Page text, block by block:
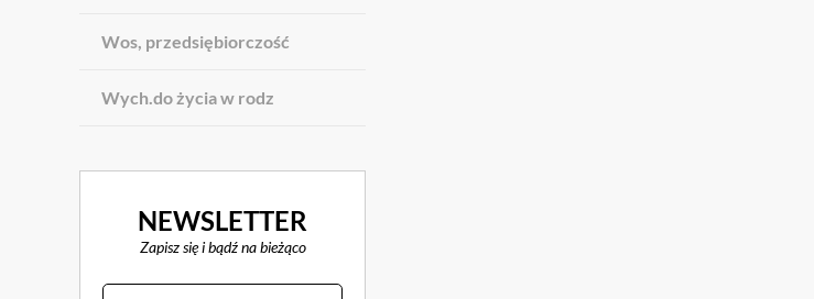
Wos, przedsiębiorczość
Wych.do życia w rodz
NEWSLETTER
Zapisz się i bądź na bieżąco